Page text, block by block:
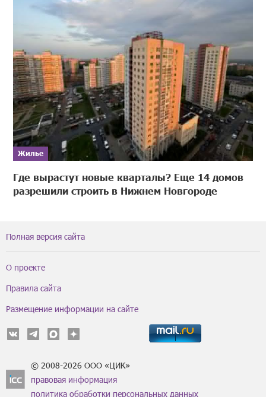
Жилье
Где вырастут новые кварталы? Еще 14 домов
разрешили строить в Нижнем Новгороде
Полная версия сайта
О проекте
Правила сайта
Размещение информации на сайте
© 2008-2026 ООО «ЦИК»
правовая информация
политика обработки персональных данных